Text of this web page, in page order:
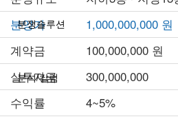
분쟁솔루션
분석/칼럼
텔 : 3F~13F)
분양가
1,000,000,000 원
계약금
100,000,000 원
실투자금
300,000,000
수익률
4~5%